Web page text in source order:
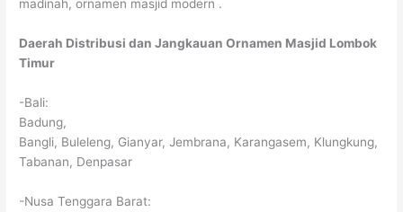
madinah, ornamen masjid modern .
Daerah Distribusi dan Jangkauan Ornamen Masjid Lombok
Timur
-Bali:
Badung,
Bangli, Buleleng, Gianyar, Jembrana, Karangasem, Klungkung,
Tabanan, Denpasar
-Nusa Tenggara Barat: